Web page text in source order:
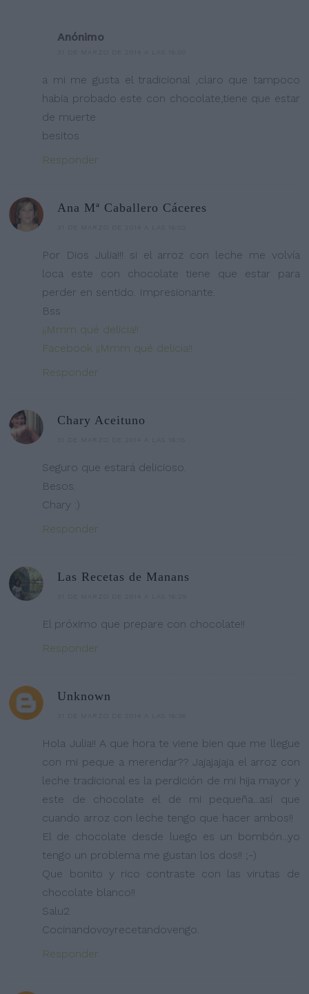
Anónimo
a mi me gusta el tradicional ,claro que tampoco
habia probado este con chocolate,tiene que estar
de muerte
besitos
Responder
Ana Mª Caballero Cáceres
Por Dios Julia!!! si el arroz con leche me volvía
loca este con chocolate tiene que estar para
perder en sentido. Impresionante.
Bss
¡¡Mmm qué delicia!!
Facebook ¡¡Mmm qué delicia!!
Responder
Chary Aceituno
Seguro que estará delicioso.
Besos.
Chary :)
Responder
Las Recetas de Manans
El próximo que prepare con chocolate!!
Responder
Unknown
Hola Julia!! A que hora te viene bien que me llegue
con mi peque a merendar?? Jajajajaja el arroz con
leche tradicional es la perdición de mi hija mayor y
este de chocolate el de mi pequeña...así que
cuando arroz con leche tengo que hacer ambos!!
El de chocolate desde luego es un bombón...yo
tengo un problema me gustan los dos!! ;-)
Que bonito y rico contraste con las virutas de
chocolate blanco!!
Salu2
Cocinandovoyrecetandovengo.
Responder